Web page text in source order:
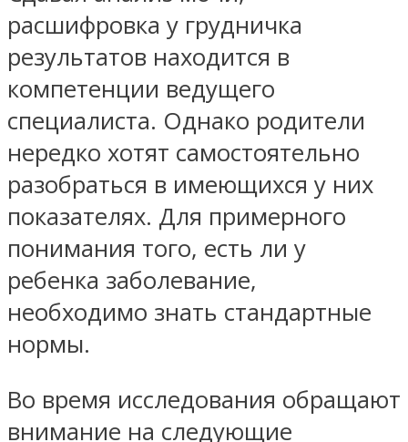
расшифровка у грудничка
результатов находится в
компетенции ведущего
специалиста. Однако родители
нередко хотят самостоятельно
разобраться в имеющихся у них
показателях. Для примерного
понимания того, есть ли у
ребенка заболевание,
необходимо знать стандартные
нормы.
Во время исследования обращают
внимание на следующие